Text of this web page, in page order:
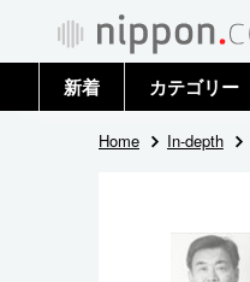
新着 カテゴリー
政治・外交
Home In-depth